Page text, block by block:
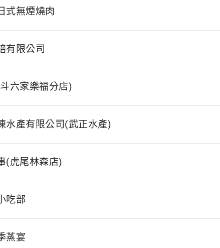
式無煙燒肉
有限公司
六家樂福分店)
水產有限公司(武正水產)
(虎尾林森店)
吃部
蒸宴